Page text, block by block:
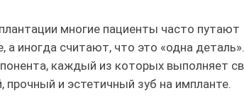
многие пациенты часто путают
иногда считают, что это «одна деталь».
каждый из которых выполняет
и эстетичный зуб на импланте.